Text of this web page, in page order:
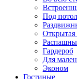
Под
Открытая
Гардероб
Для
Эконом
Гостиные